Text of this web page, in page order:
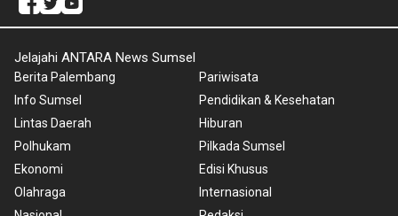
Jelajahi ANTARA News Sumsel
Berita Palembang
Info Sumsel
Lintas Daerah
Polhukam
Ekonomi
Olahraga
Pariwisata
Pendidikan & Kesehatan
Hiburan
Pilkada Sumsel
Edisi Khusus
Internasional